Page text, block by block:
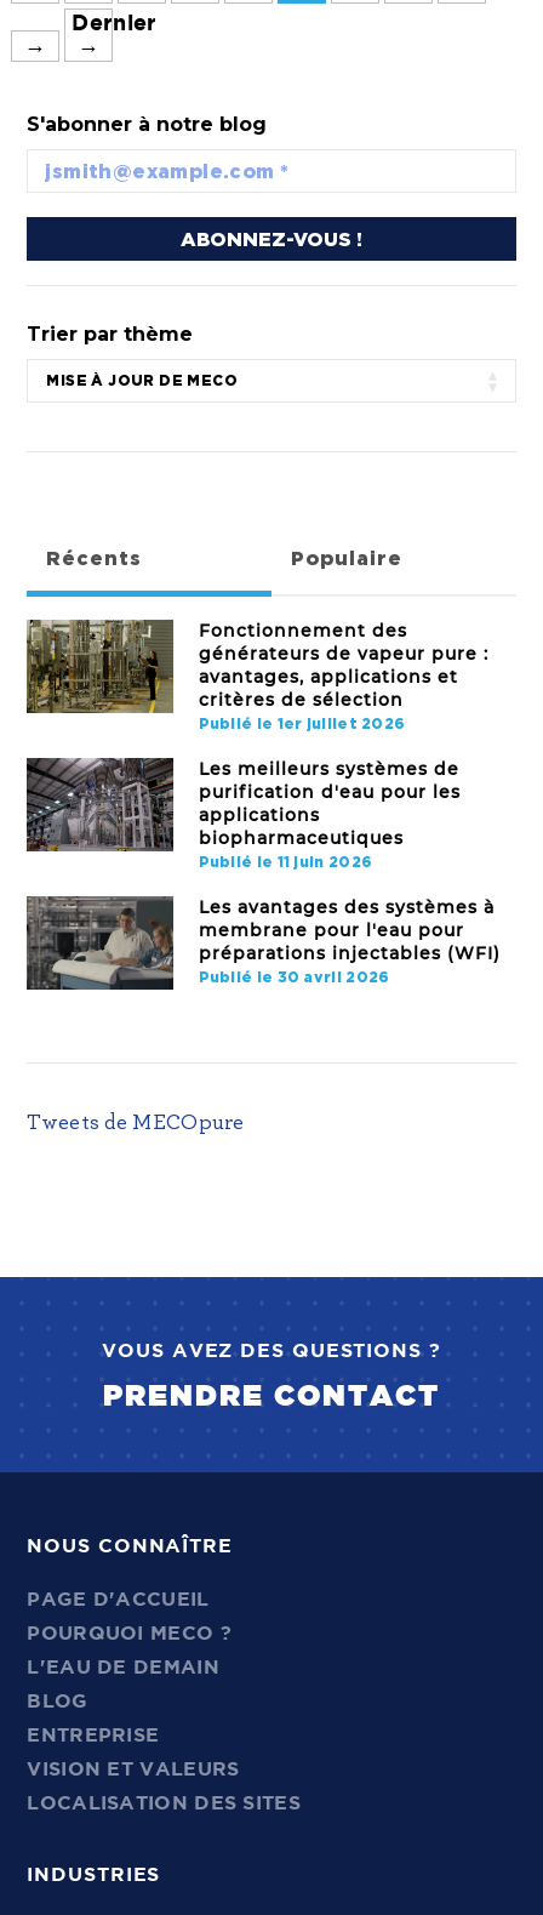
→
Dernier
→
S'abonner à notre blog
Trier par thème
Récents Populaire
Fonctionnement des
générateurs de vapeur pure :
avantages, applications et
critères de sélection
Publié le 1er juillet 2026
Les meilleurs systèmes de
purification d'eau pour les
applications
biopharmaceutiques
Publié le 11 juin 2026
Les avantages des systèmes à
membrane pour l'eau pour
préparations injectables (WFI)
Publié le 30 avril 2026
Tweets de MECOpure
VOUS AVEZ DES QUESTIONS ?
PRENDRE CONTACT
NOUS CONNAÎTRE
PAGE D'ACCUEIL
POURQUOI MECO ?
L'EAU DE DEMAIN
BLOG
ENTREPRISE
VISION ET VALEURS
LOCALISATION DES SITES
INDUSTRIES